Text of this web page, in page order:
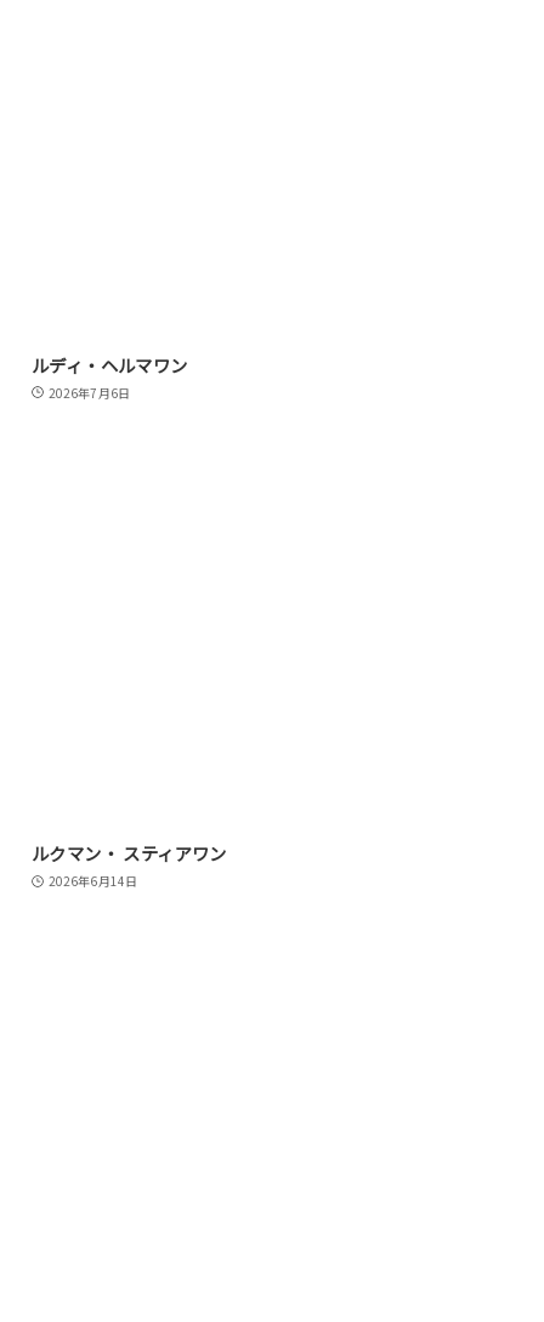
ルディ・ヘルマワン
2026年7月6日
ルクマン・ スティアワン
2026年6月14日